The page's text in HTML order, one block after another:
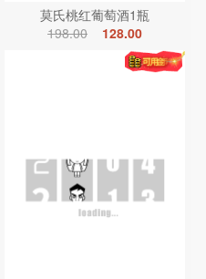
莫氏桃红葡萄酒1瓶
198.00
128.00